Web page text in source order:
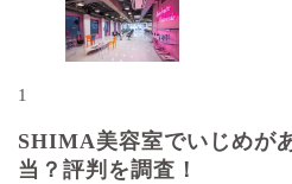
1
SHIMA美容室でいじめが
当？評判を調査！